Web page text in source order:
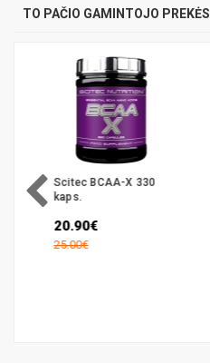
TO PAČIO GAMINTOJO PREKĖS
Scitec BCAA-X 330
kaps.
20.90€
25.00€